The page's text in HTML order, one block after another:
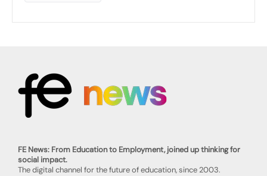
FE News: From Education to Employment, joined up thinking for
social impact.
The digital channel for the future of education, since 2003.